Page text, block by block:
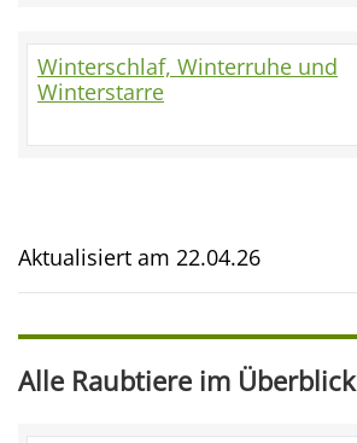
Winterschlaf, Winterruhe und
Winterstarre
Aktualisiert am 22.04.26
Alle Raubtiere im Überblick